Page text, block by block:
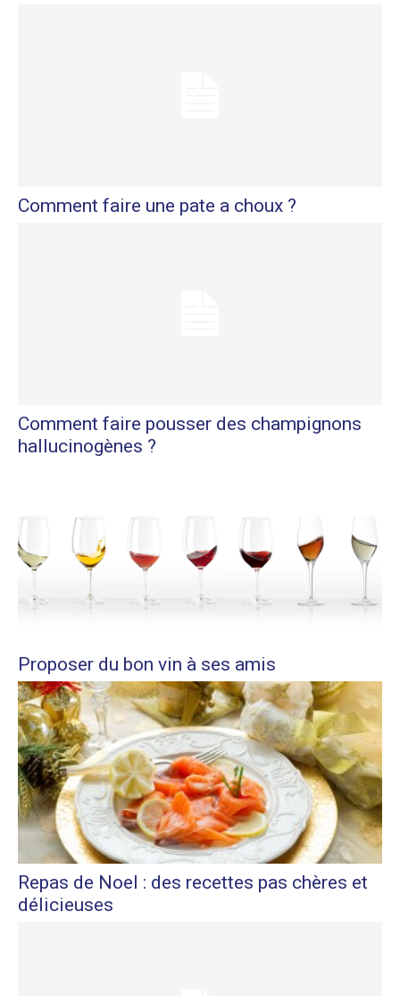
Comment faire une pate a choux ?
Comment faire pousser des champignons
hallucinogènes ?
Proposer du bon vin à ses amis
Repas de Noel : des recettes pas chères et
délicieuses